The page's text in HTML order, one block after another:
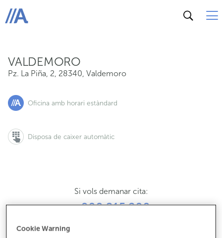
ABANCA
VALDEMORO
Pz. La Piña, 2, 28340, Valdemoro
Oficina amb horari estàndard
Disposa de caixer automàtic
Si vols demanar cita:
900 815 200
Cookie Warning
Pz. La Piña, 2, 28340, Valdemoro